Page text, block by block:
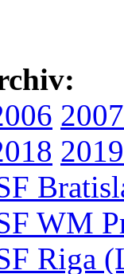
2007
2019
WM
Riga